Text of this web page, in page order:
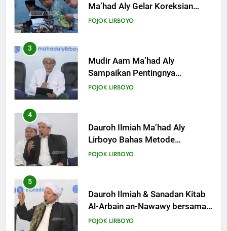
Ma’had Aly Gelar Koreksian
Kitab Semester Ganjil
POJOK LIRBOYO
3
Mudir Aam Ma’had Aly
Sampaikan Pentingnya
Mempelajari Ilmu Hadis Dalam
POJOK LIRBOYO
4
Dauroh Ilmiah Ma’had Aly
Lirboyo Bahas Metode
Ahlusunnah dalam
POJOK LIRBOYO
5
Dauroh Ilmiah & Sanadan Kitab
Al-Arbain an-Nawawy bersama
As-Syaikh Dr. Yasir Al-Adny
POJOK LIRBOYO